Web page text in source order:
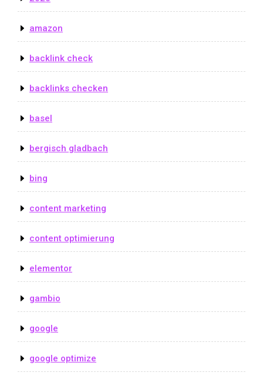
amazon
backlink check
backlinks checken
basel
bergisch gladbach
bing
content marketing
content optimierung
elementor
gambio
google
google optimize